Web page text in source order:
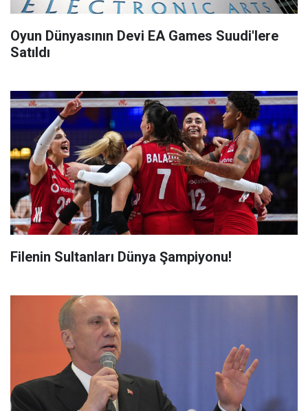
Oyun Dünyasının Devi EA Games Suudi'lere
Satıldı
Filenin Sultanları Dünya Şampiyonu!